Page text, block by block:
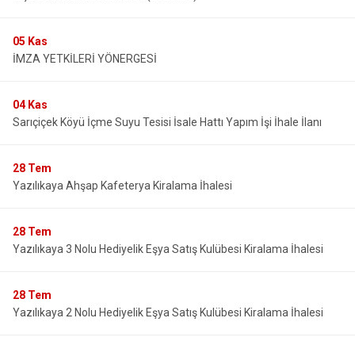
05 Kas
İMZA YETKİLERİ YÖNERGESİ
04 Kas
Sarıçiçek Köyü İçme Suyu Tesisi İsale Hattı Yapım İşi İhale İlanı
28 Tem
Yazılıkaya Ahşap Kafeterya Kiralama İhalesi
28 Tem
Yazılıkaya 3 Nolu Hediyelik Eşya Satış Kulübesi Kiralama İhalesi
28 Tem
Yazılıkaya 2 Nolu Hediyelik Eşya Satış Kulübesi Kiralama İhalesi